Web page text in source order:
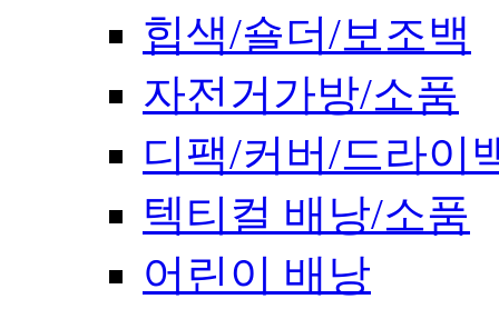
힙색/숄더/보조백
자전거가방/소품
디팩/커버/드라이
텍티컬 배낭/소품
어린이 배낭